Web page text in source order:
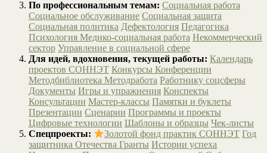
По профессиональным темам: Социальная работа
Социальное обслуживание Социальная защита
Социальная политика Дефектология Педагогика
Психология Медико-социальная работа Некоммерческий
сектор Управление в социальной сфере
Для идей, вдохновения, текущей работы: Календарь
проектов СОННЭТ Конкурсы Конференции
Методбиблиотека Методработа Работнику соцсферы
Документы Игры и упражнения Конспекты
Консультации Мастер-классы Памятки и буклеты
Презентации Сценарии Программы и проекты
Цифровые технологии Шаблоны и образцы Чек-листы
Спецпроекты:
Золотой фонд практик СОННЭТ Год
защитника Отечества Гранты Истории успеха